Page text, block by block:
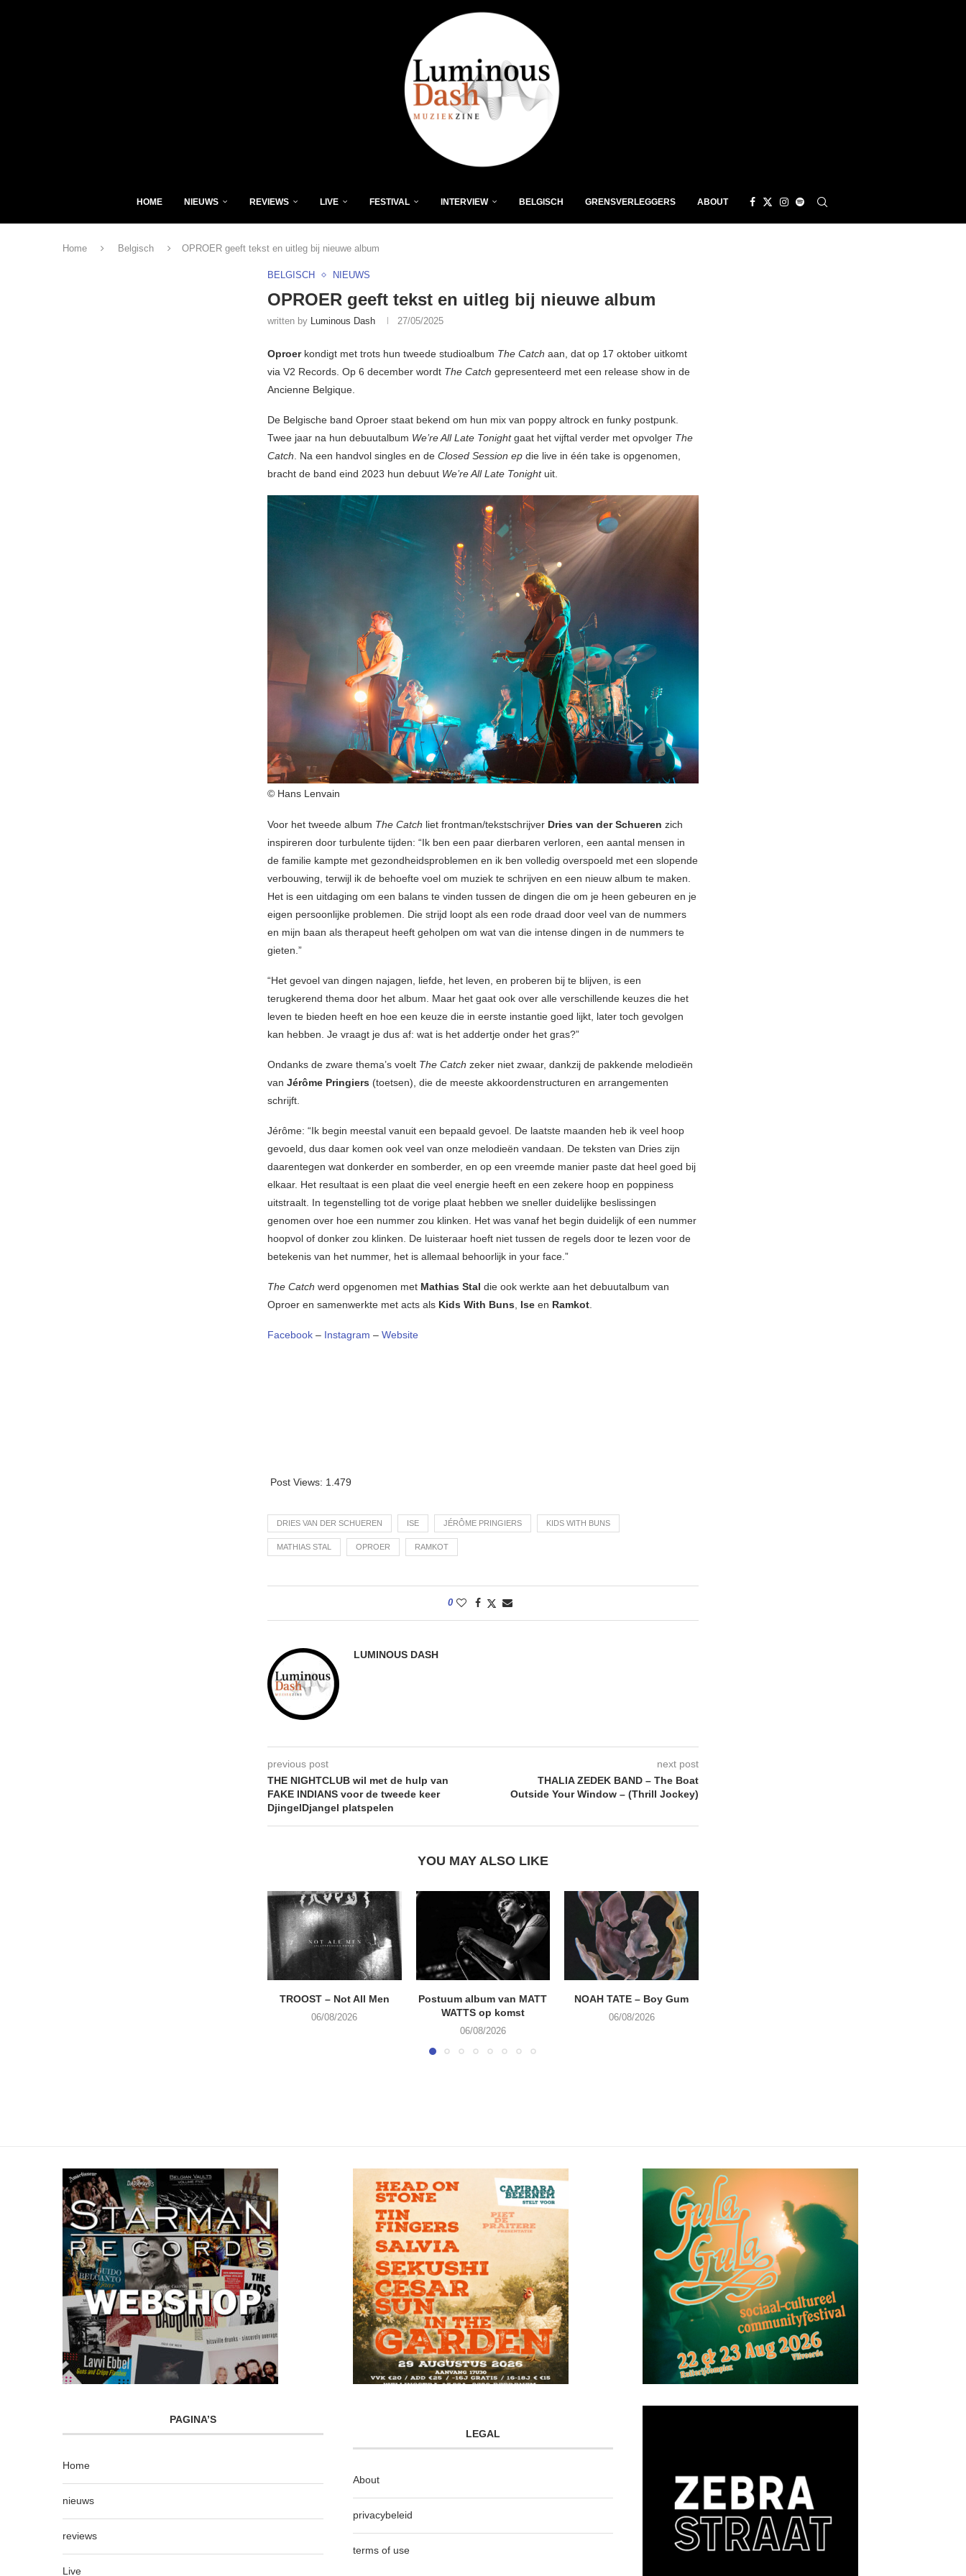
HOME NIEUWS REVIEWS LIVE FESTIVAL INTERVIEW BELGISCH GRENSVERLEGGERS ABOUT
Home Belgisch OPROER geeft tekst en uitleg bij nieuwe album
BELGISCH NIEUWS
OPROER geeft tekst en uitleg bij nieuwe album
written by Luminous Dash 27/05/2025
Oproer kondigt met trots hun tweede studioalbum The Catch aan, dat op 17 oktober uitkomt
via V2 Records. Op 6 december wordt The Catch gepresenteerd met een release show in de
Ancienne Belgique.
De Belgische band Oproer staat bekend om hun mix van poppy altrock en funky postpunk.
Twee jaar na hun debuutalbum We’re All Late Tonightgaat het vijftal verder met opvolger The
Catch. Na een handvol singles en de Closed Session ep die live in één take is opgenomen,
bracht de band eind 2023 hun debuut We’re All Late Tonightuit.
© Hans Lenvain
Voor het tweede album The Catch liet frontman/tekstschrijver Dries van der Schueren zich
inspireren door turbulente tijden: “Ik ben een paar dierbaren verloren, een aantal mensen in
de familie kampte met gezondheidsproblemen en ik ben volledig overspoeld met een slopende
verbouwing, terwijl ik de behoefte voel om muziek te schrijven en een nieuw album te maken.
Het is een uitdaging om een balans te vinden tussen de dingen die om je heen gebeuren en je
eigen persoonlijke problemen. Die strijd loopt als een rode draad door veel van de nummers
en mijn baan als therapeut heeft geholpen om wat van die intense dingen in de nummers te
gieten.”
“Het gevoel van dingen najagen, liefde, het leven, en proberen bij te blijven, is een
terugkerend thema door het album. Maar het gaat ook over alle verschillende keuzes die het
leven te bieden heeft en hoe een keuze die in eerste instantie goed lijkt, later toch gevolgen
kan hebben. Je vraagt je dus af: wat is het addertje onder het gras?”
Ondanks de zware thema’s voelt The Catch zeker niet zwaar, dankzij de pakkende melodieën
van Jérôme Pringiers (toetsen), die de meeste akkoordenstructuren en arrangementen
schrijft.
Jérôme: “Ik begin meestal vanuit een bepaald gevoel. De laatste maanden heb ik veel hoop
gevoeld, dus daar komen ook veel van onze melodieën vandaan. De teksten van Dries zijn
daarentegen wat donkerder en somberder, en op een vreemde manier paste dat heel goed bij
elkaar. Het resultaat is een plaat die veel energie heeft en een zekere hoop en poppiness
uitstraalt. In tegenstelling tot de vorige plaat hebben we sneller duidelijke beslissingen
genomen over hoe een nummer zou klinken. Het was vanaf het begin duidelijk of een nummer
hoopvol of donker zou klinken. De luisteraar hoeft niet tussen de regels door te lezen voor de
betekenis van het nummer, het is allemaal behoorlijk in your face.”
The Catch werd opgenomen met Mathias Stal die ook werkte aan het debuutalbum van
Oproer en samenwerkte met acts als Kids With Buns Ise en Ramkot
Facebook – Instagram – Website
Post Views: 1.479
DRIES VAN DER SCHUEREN ISE JÉRÔME PRINGIERS KIDS WITH BUNS
MATHIAS STAL OPROER RAMKOT
0
LUMINOUS DASH
previous post
THE NIGHTCLUB wil met de hulp van
FAKE INDIANS voor de tweede keer
DjingelDjangel platspelen
next post
THALIA ZEDEK BAND – The Boat
Outside Your Window – (Thrill Jockey)
YOU MAY ALSO LIKE
TROOST – Not All Men
06/08/2026
Postuum album van MATT
WATTS op komst
06/08/2026
NOAH TATE – Boy Gum
06/08/2026
PAGINA’S
Home
nieuws
reviews
Live
LEGAL
About
privacybeleid
terms of use